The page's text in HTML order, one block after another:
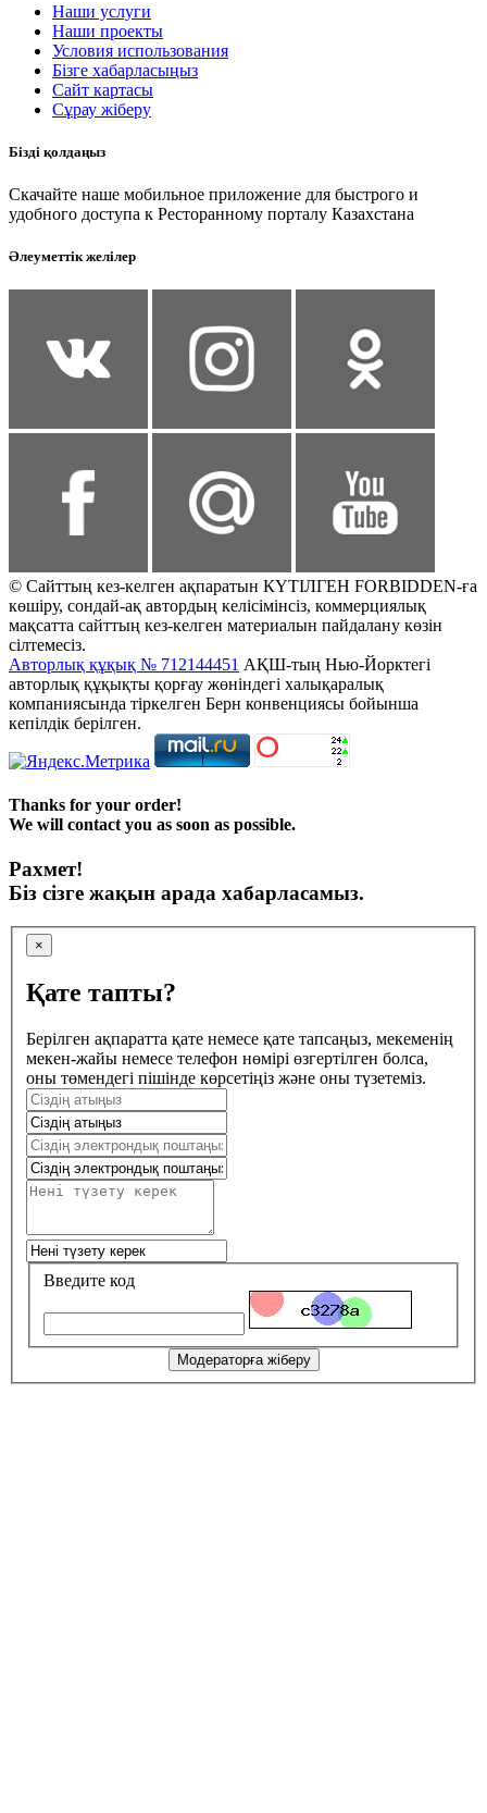
Наши услуги
Наши проекты
Условия использования
Бізге хабарласыңыз
Сайт картасы
Сұрау жіберу
Бізді қолдаңыз
Скачайте наше мобильное приложение для быстрого и
удобного доступа к Ресторанному порталу Казахстана
Әлеуметтік желілер
© Сайттың кез-келген ақпаратын КҮТІЛГЕН FORBIDDEN-ға
көшіру, сондай-ақ автордың келісімінсіз, коммерциялық
мақсатта сайттың кез-келген материалын пайдалану көзін
сілтемесіз.
Авторлық құқық № 712144451 АҚШ-тың Нью-Йорктегі
авторлық құқықты қорғау жөніндегі халықаралық
компаниясында тіркелген Берн конвенциясы бойынша
кепілдік берілген.
Thanks for your order!
We will contact you as soon as possible.
Рахмет!
Біз сізге жақын арада хабарласамыз.
×
Қате тапты?
Берілген ақпаратта қате немесе қате тапсаңыз, мекеменің
мекен-жайы немесе телефон нөмірі өзгертілген болса,
оны төмендегі пішінде көрсетіңіз және оны түзетеміз.
Введите код
Модераторға жіберу